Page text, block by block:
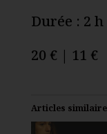
Durée : 2 h
20 € | 11 €
Articles